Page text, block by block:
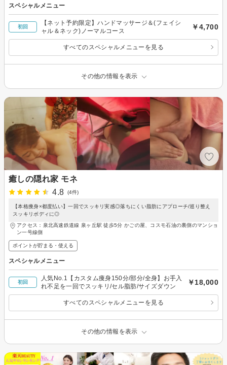
スペシャルメニュー
初回
【ネット予約限定】ハンドマッサージ＆(フェイシ
ャル＆ネック)ノーマルコース
￥4,700
すべてのスペシャルメニューを見る
その他の情報を表示
癒しの隠れ家 モネ
4.8
(4件)
【本格痩身×都度払い】一回でスッキリ実感◎落ちにくい脂肪にアプローチ/巡り整え
スッキリボディに◎
アクセス：泉北高速鉄道線 泉ヶ丘駅 徒歩5分 かごの屋、コスモ石油の裏側のマンショ
ン一号線側
ポイントが貯まる・使える
スペシャルメニュー
初回
人気No.1【カスタム痩身150分/部分/全身】お手入
れ不足を一回でスッキリ/セル脂肪/サイズダウン
￥18,000
すべてのスペシャルメニューを見る
その他の情報を表示